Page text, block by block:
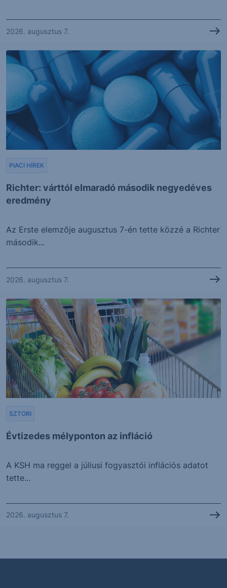
2026. augusztus 7.
Richter: várttól elmaradó második negyedéves
eredmény
PIACI HÍREK
Az Erste elemzője augusztus 7-én tette közzé a Richter
második...
2026. augusztus 7.
Évtizedes mélyponton az infláció
SZTORI
A KSH ma reggel a júliusi fogyasztói inflációs adatot
tette...
2026. augusztus 7.